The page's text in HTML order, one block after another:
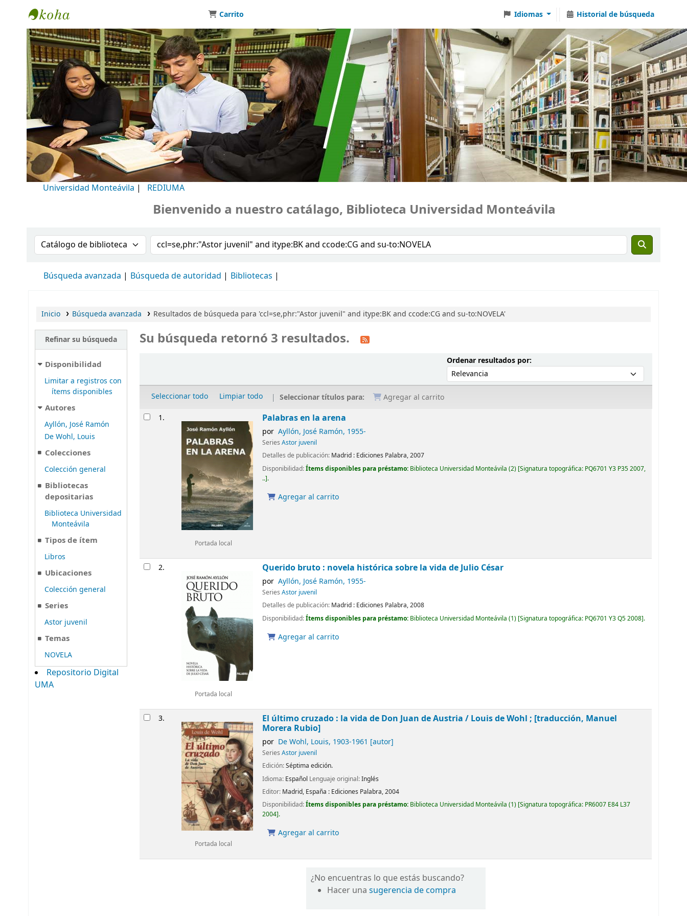
Biblioteca Universidad Monteávila
Carrito Idiomas Historial de búsqueda
Universidad Monteávila | REDIUMA
Bienvenido a nuestro catálago, Biblioteca Universidad Monteávila
Buscar en el catálogo por:Buscar en el catálogo
Búsqueda avanzada Búsqueda de autoridad Bibliotecas
Inicio Búsqueda avanzada Resultados de búsqueda para 'ccl=se,phr:"Astor juvenil" and itype:BK and ccode:CG and su-to:NOVELA'
Refinar su búsqueda
Disponibilidad
Limitar a registros con
ítems disponibles
Autores
Ayllón, José Ramón
De Wohl, Louis
Colecciones
Colección general
Bibliotecas
depositarias
Biblioteca Universidad
Monteávila
Tipos de ítem
Libros
Ubicaciones
Colección general
Series
Astor juvenil
Temas
NOVELA
Repositorio Digital
UMA
Su búsqueda retornó 3 resultados.
Ordenar resultados por:Ordenar por:
Seleccionar todo Limpiar todo Seleccionar títulos para: Agregar al carrito
Resultados
1.
Portada local
Palabras en la arena
por Ayllón, José Ramón, 1955-
SeriesAstor juvenil
Detalles de publicación: Madrid : Ediciones Palabra,2007
Disponibilidad:Ítems disponibles para préstamo: Biblioteca Universidad Monteávila (2) Signatura topográfica: PQ6701 Y3 P35 2007,
.. .
Agregar al carrito
2.
Portada local
Querido bruto : novela histórica sobre la vida de Julio César
por Ayllón, José Ramón, 1955-
SeriesAstor juvenil
Detalles de publicación: Madrid : Ediciones Palabra,2008
Disponibilidad:Ítems disponibles para préstamo: Biblioteca Universidad Monteávila (1) Signatura topográfica: PQ6701 Y3 Q5 2008 .
Agregar al carrito
3.
Portada local
El último cruzado : la vida de Don Juan de Austria / Louis de Wohl ; [traducción, Manuel
Morera Rubio]
por De Wohl, Louis, 1903-1961 [autor]
SeriesAstor juvenil
Edición:Séptima edición.
Idioma: Español Lenguaje original:Inglés
Editor: Madrid, España : Ediciones Palabra,2004
Disponibilidad:Ítems disponibles para préstamo: Biblioteca Universidad Monteávila (1) Signatura topográfica: PR6007 E84 L37
2004 .
Agregar al carrito
¿No encuentras lo que estás buscando?
Hacer unasugerencia de compra